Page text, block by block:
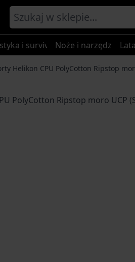
i survival Noże i narzędzia
Helikon CPU PolyCotton Ripstop